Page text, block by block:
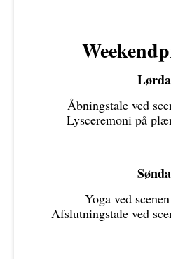
Åbningstale ved
Lysceremoni på
Yoga ved
Afslutningstale ved